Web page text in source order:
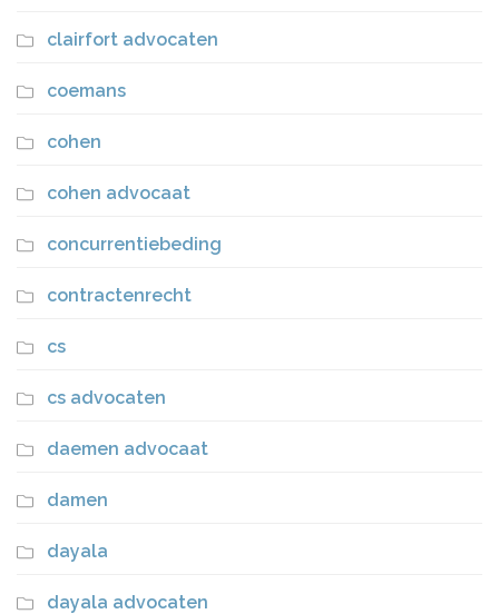
clairfort advocaten
coemans
cohen
cohen advocaat
concurrentiebeding
contractenrecht
cs
cs advocaten
daemen advocaat
damen
dayala
dayala advocaten